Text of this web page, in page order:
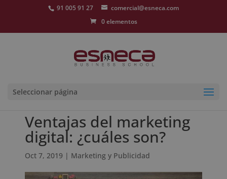
91 005 91 27
comercial@esneca.com
0 elementos
Seleccionar página
Ventajas del marketing
digital: ¿cuáles son?
Oct 7, 2019 | Marketing y Publicidad